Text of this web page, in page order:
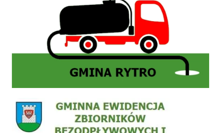
Zgłoszenie do ewidencji zbiornika bezodpływowego nieczystości płynnych (szamb) lub